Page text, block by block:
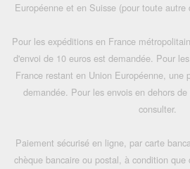
Européenne et en Suisse (pour toute
Pour les expéditions en France
d'envoi de 10 euros est demandée. Pour
France restant en Union Européenne, une
demandée. Pour les envois en dehors
consulter.
Paiement sécurisé en ligne, par carte
chèque bancaire ou postal, à condition